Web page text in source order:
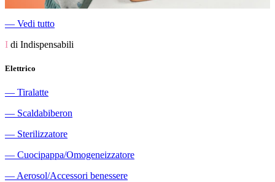
― Vedi tutto
I di Indispensabili
Elettrico
― Tiralatte
― Scaldabiberon
― Sterilizzatore
― Cuocipappa/Omogeneizzatore
― Aerosol/Accessori benessere